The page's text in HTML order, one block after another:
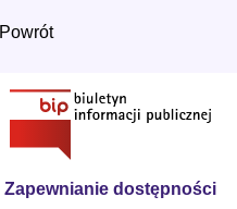
Powrót
Zapewnianie dostępności